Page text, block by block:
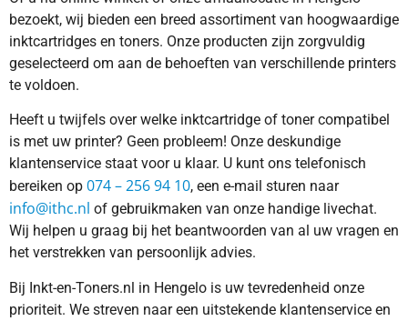
bezoekt, wij bieden een breed assortiment van hoogwaardige
inktcartridges en toners. Onze producten zijn zorgvuldig
geselecteerd om aan de behoeften van verschillende printers
te voldoen.
Heeft u twijfels over welke inktcartridge of toner compatibel
is met uw printer? Geen probleem! Onze deskundige
klantenservice staat voor u klaar. U kunt ons telefonisch
bereiken op 074 – 256 94 10, een e-mail sturen naar
info@ithc.nl of gebruikmaken van onze handige livechat.
Wij helpen u graag bij het beantwoorden van al uw vragen en
het verstrekken van persoonlijk advies.
Bij Inkt-en-Toners.nl in Hengelo is uw tevredenheid onze
prioriteit. We streven naar een uitstekende klantenservice en